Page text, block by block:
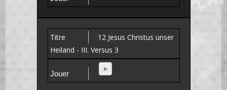
12 Jesus Christus unser
Heiland - III. Versus 3